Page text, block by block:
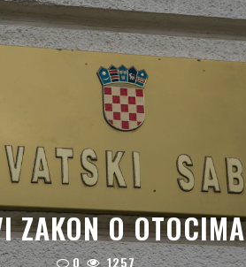
ZAKON O OTOCIMA
0 1257